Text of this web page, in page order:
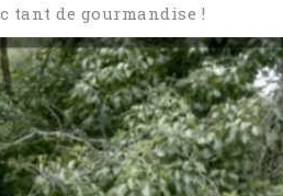
tant de gourmandise !